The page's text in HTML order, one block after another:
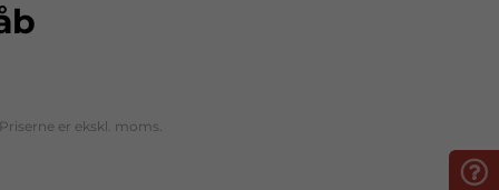
Priserne er ekskl. moms.
